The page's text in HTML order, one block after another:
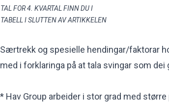
TAL FOR 4. KVARTAL FINN DU I
TABELL I SLUTTEN AV ARTIKKELEN
Særtrekk og spesielle hendingar/faktorar
med i forklaringa på at tala svingar som dei
* Hav Group arbeider i stor grad med